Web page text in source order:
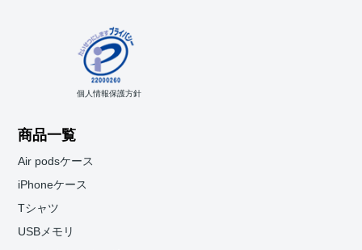
個人情報保護方針
商品一覧
Air podsケース
iPhoneケース
Tシャツ
USBメモリ